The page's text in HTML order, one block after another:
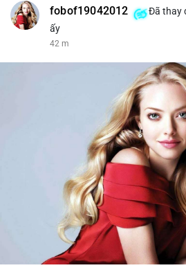
fobof19042012
Đã thay
ấy
42 m